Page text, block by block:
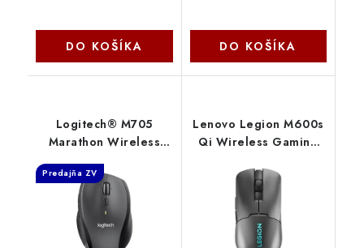
DO KOŠÍKA DO KOŠÍKA
Logitech® M705
Marathon Wireless
2.4GHZ 910-006034
Predajňa ZV
Lenovo Legion M600s
Qi Wireless Gaming
GY51H47355